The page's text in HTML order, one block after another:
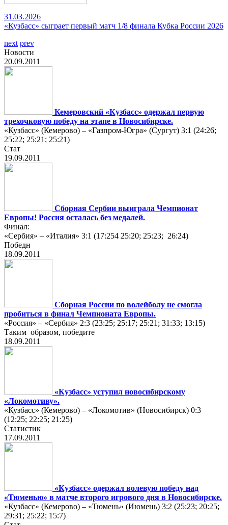
31.03.2026
«Кузбасс» сыграет первый матч 1/8 финала Кубка России 2026
next prev
Новости
20.09.2011
Кемеровский «Кузбасс» одержал первую
трехочковую победу на этапе в Новосибирске.
«Кузбасс» (Кемерово) – «Газпром-Югра» (Сургут) 3:1 (24:26;
25:22; 25:21; 25:21)
Стат
19.09.2011
Сборная Сербии выиграла Чемпионат
Европы! Россия осталаcь без медалей.
Финал:
«Сербия» – «Италия» 3:1 (17:254 25:20; 25:23; 26:24)
Победн
18.09.2011
Сборная России по волейболу не смогла
пробиться в финал Чемпионата Европы.
«Россия» – «Сербия» 2:3 (23:25; 25:17; 25:21; 31:33; 13:15)
Таким образом, победите
18.09.2011
«Кузбасс» уступил новосибирскому
«Локомотиву».
«Кузбасс» (Кемерово) – «Локомотив» (Новосибирск) 0:3
(12:25; 22:25; 21:25)
Статистик
17.09.2011
«Кузбасс» одержал волевую победу над
«Тюменью» в матче второго игрового дня в Новосибирске.
«Кузбасс» (Кемерово) – «Тюмень» (Июмень) 3:2 (25:23; 20:25;
29:31; 25:22; 15:7)